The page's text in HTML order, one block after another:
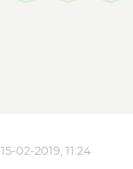
15-02-2019, 11:24